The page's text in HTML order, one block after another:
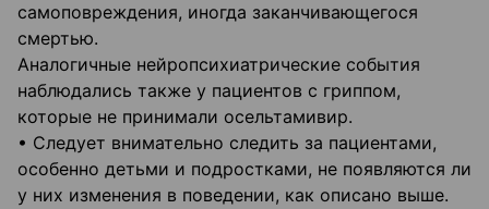
самоповреждения, иногда заканчивающегося
смертью.
Аналогичные нейропсихиатрические события
наблюдались также у пациентов с гриппом,
которые не принимали осельтамивир.
• Следует внимательно следить за пациентами,
особенно детьми и подростками, не появляются ли
у них изменения в поведении, как описано выше.